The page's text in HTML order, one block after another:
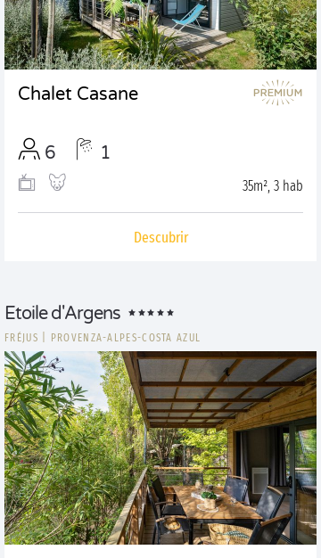
Chalet Casane
6 1
35m², 3 hab
Descubrir
Etoile d'Argens
FRÉJUS PROVENZA-ALPES-COSTA AZUL